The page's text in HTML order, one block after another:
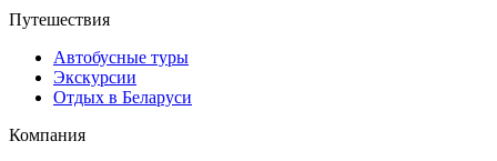
Путешествия
Автобусные туры
Экскурсии
Отдых в Беларуси
Компания